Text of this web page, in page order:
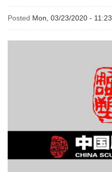
Posted Mon, 03/23/2020 - 11:23